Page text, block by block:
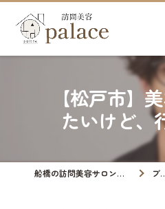
【松戸市】
たいけど、
船橋の訪問美容サロンなら訪問美容palace ブログ